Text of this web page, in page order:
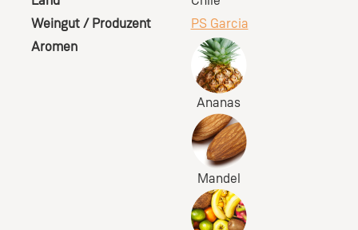
Weingut / Produzent
PS Garcia
Aromen
Ananas
Mandel